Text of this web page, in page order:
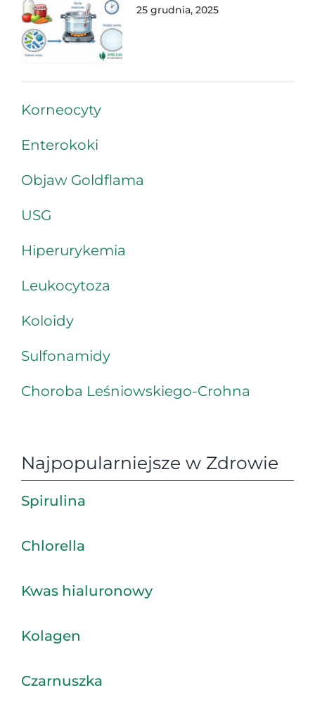
25 grudnia, 2025
Korneocyty
Enterokoki
Objaw Goldflama
USG
Hiperurykemia
Leukocytoza
Koloidy
Sulfonamidy
Choroba Leśniowskiego-Crohna
Najpopularniejsze w Zdrowie
Spirulina
Chlorella
Kwas hialuronowy
Kolagen
Czarnuszka